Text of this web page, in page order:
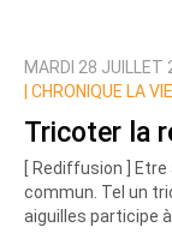
Prévenez-
MARDI 28 JUILLET
CHRONIQUE LA
Tricoter la
[ Rediffusion ]
commun. Tel un
aiguilles participe